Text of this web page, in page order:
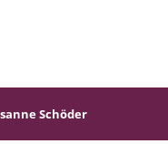
Schöder